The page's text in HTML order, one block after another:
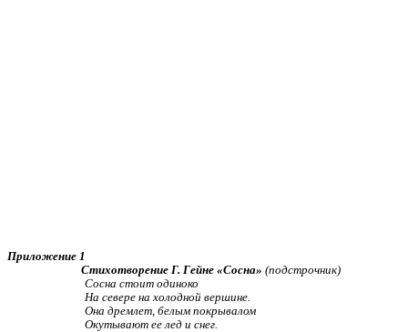
Приложение 1
Стихотворение Г. Гейне «Сосна» (подстрочник)
Сосна стоит одиноко
На севере на холодной вершине.
Она дремлет, белым покрывалом
Окутывают ее лед и снег.